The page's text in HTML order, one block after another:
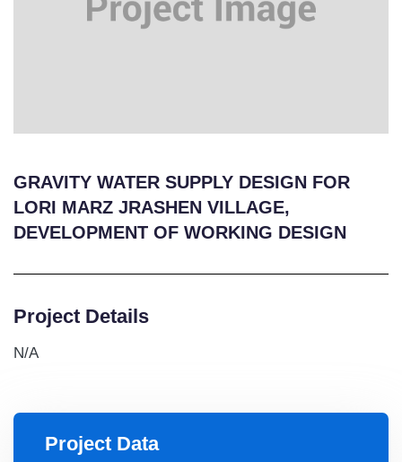
GRAVITY WATER SUPPLY DESIGN FOR
LORI MARZ JRASHEN VILLAGE,
DEVELOPMENT OF WORKING DESIGN
Project Details
N/A
Project Data